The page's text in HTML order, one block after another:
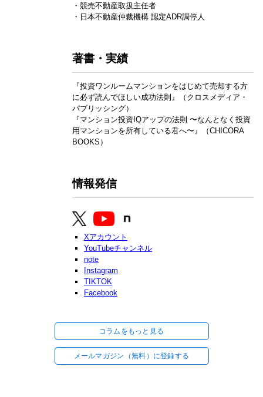
・競売不動産取扱主任者
・日本不動産仲裁機構 認定ADR調停人
著書・実績
『投資ワンルームマンションをはじめて売却する方
に必ず読んでほしい成功法則』（クロスメディア・
パブリッシング）
『マンション投資IQアップの法則 〜なんとなく投資
用マンションを所有している君へ〜』（CHICORA
BOOKS）
情報発信
Xアカウント
YouTubeチャンネル
note
Instagram
TIKTOK
Facebook
コラムをもっと見る
メールマガジン（無料）に登録する